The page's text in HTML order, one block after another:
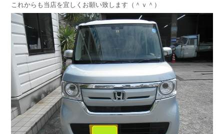
これからも当店を宜しくお願い致します（＾ｖ＾）